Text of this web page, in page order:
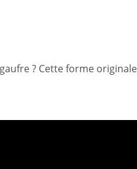
? Cette forme originale